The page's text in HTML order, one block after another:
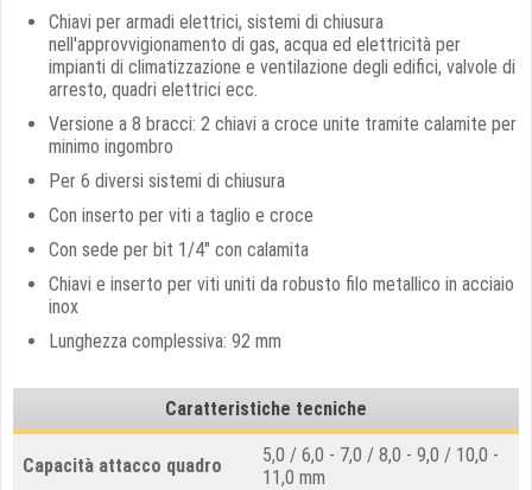
Chiavi per armadi elettrici, sistemi di chiusura
nell'approvvigionamento di gas, acqua ed elettricità per
impianti di climatizzazione e ventilazione degli edifici, valvole di
arresto, quadri elettrici ecc.
Versione a 8 bracci: 2 chiavi a croce unite tramite calamite per
minimo ingombro
Per 6 diversi sistemi di chiusura
Con inserto per viti a taglio e croce
Con sede per bit 1/4" con calamita
Chiavi e inserto per viti uniti da robusto filo metallico in acciaio
inox
Lunghezza complessiva: 92 mm
Caratteristiche tecniche
Capacità attacco quadro
5,0 / 6,0 - 7,0 / 8,0 - 9,0 / 10,0 -
11,0 mm